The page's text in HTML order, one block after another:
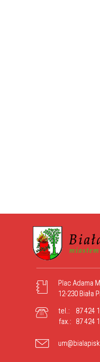
Plac Adama
12-230 Biała
tel.:
87 424
fax.: 87 424